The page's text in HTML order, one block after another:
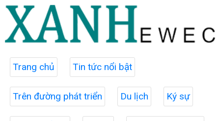
Trang chủ Tin tức nổi bật
Trên đường phát triển Du lịch Ký sự